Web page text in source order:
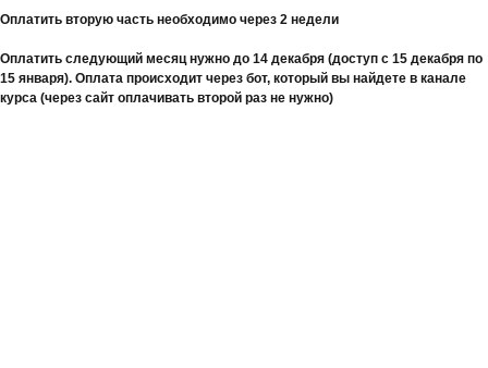
Оплатить вторую часть необходимо через 2 недели
Оплатить следующий месяц нужно до 14 декабря (доступ с 15 декабря по
15 января). Оплата происходит через бот, который вы найдете в канале
курса (через сайт оплачивать второй раз не нужно)